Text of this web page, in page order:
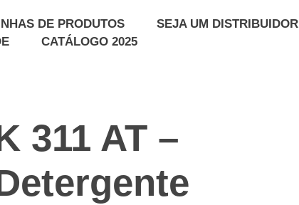
DE PRODUTOS SEJA UM DISTRIBUIDOR
CATÁLOGO 2025
311 AT –